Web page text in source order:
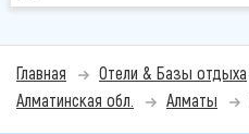
Главная Отели & Базы отдыха
Алматинская обл.
Алматы